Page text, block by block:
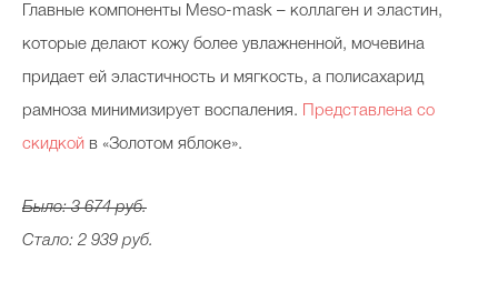
Главные компоненты Meso-mask – коллаген и эластин,
которые делают кожу более увлажненной, мочевина
придает ей эластичность и мягкость, а полисахарид
рамноза минимизирует воспаления. Представлена со
скидкой в «Золотом яблоке».
Было: 3 674 руб.
Стало: 2 939 руб.